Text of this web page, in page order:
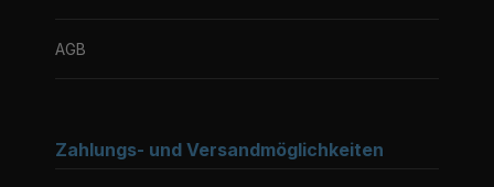
AGB
Zahlungs- und Versandmöglichkeiten